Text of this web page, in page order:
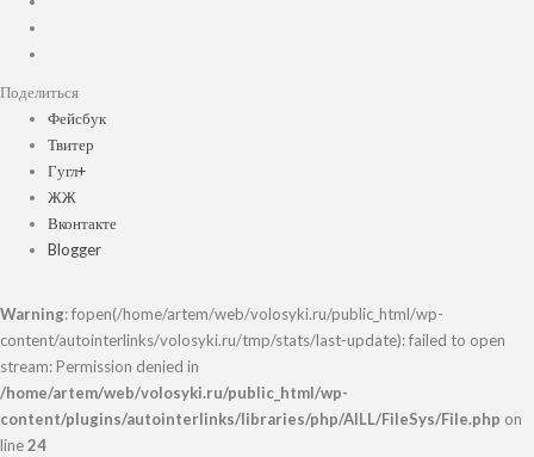
Поделиться
Фейсбук
Твитер
Гугл+
ЖЖ
Вконтакте
Blogger
Warning: fopen(/home/artem/web/volosyki.ru/public_html/wp-
content/autointerlinks/volosyki.ru/tmp/stats/last-update): failed to open
stream: Permission denied in
/home/artem/web/volosyki.ru/public_html/wp-
content/plugins/autointerlinks/libraries/php/AILL/FileSys/File.php on
line24